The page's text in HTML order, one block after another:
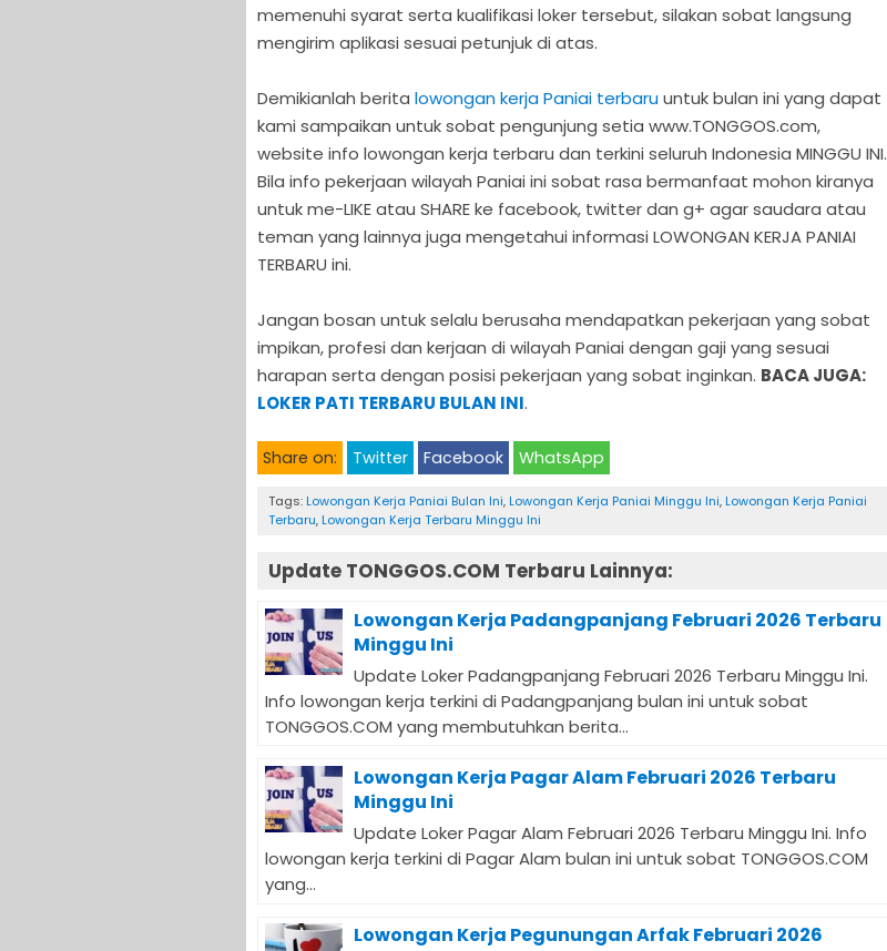
memenuhi syarat serta kualifikasi loker tersebut, silakan sobat langsung
mengirim aplikasi sesuai petunjuk di atas.
Demikianlah berita lowongan kerja Paniai terbaruuntuk bulan ini yang dapat
kami sampaikan untuk sobat pengunjung setia www.TONGGOS.com,
website info lowongan kerja terbaru dan terkini seluruh Indonesia MINGGU INI.
Bila info pekerjaan wilayah Paniai ini sobat rasa bermanfaat mohon kiranya
untuk me-LIKE atau SHARE ke facebook, twitter dan g+ agar saudara atau
teman yang lainnya juga mengetahui informasi LOWONGAN KERJA PANIAI
TERBARU ini.
Jangan bosan untuk selalu berusaha mendapatkan pekerjaan yang sobat
impikan, profesi dan kerjaan di wilayah Paniai dengan gaji yang sesuai
harapan serta dengan posisi pekerjaan yang sobat inginkan. BACA JUGA:
LOKER PATI TERBARU BULAN INI.
Share on: Twitter Facebook WhatsApp
Tags: Lowongan Kerja Paniai Bulan Ini, Lowongan Kerja Paniai Minggu Ini, Lowongan Kerja Paniai
Terbaru, Lowongan Kerja Terbaru Minggu Ini
Update TONGGOS.COM Terbaru Lainnya:
Lowongan Kerja Padangpanjang Februari 2026 Terbaru
Minggu Ini
Update Loker Padangpanjang Februari 2026 Terbaru Minggu Ini.
Info lowongan kerja terkini di Padangpanjang bulan ini untuk sobat
TONGGOS.COM yang membutuhkan berita...
Lowongan Kerja Pagar Alam Februari 2026 Terbaru
Minggu Ini
Update Loker Pagar Alam Februari 2026 Terbaru Minggu Ini. Info
lowongan kerja terkini di Pagar Alam bulan ini untuk sobat TONGGOS.COM
yang...
Lowongan Kerja Pegunungan Arfak Februari 2026